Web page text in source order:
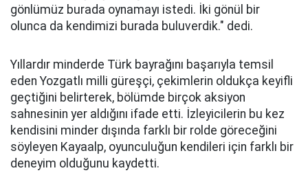
gönlümüz burada oynamayı istedi. İki gönül bir
olunca da kendimizi burada buluverdik." dedi.
Yıllardır minderde Türk bayrağını başarıyla temsil
eden Yozgatlı milli güreşçi, çekimlerin oldukça keyifli
geçtiğini belirterek, bölümde birçok aksiyon
sahnesinin yer aldığını ifade etti. İzleyicilerin bu kez
kendisini minder dışında farklı bir rolde göreceğini
söyleyen Kayaalp, oyunculuğun kendileri için farklı bir
deneyim olduğunu kaydetti.